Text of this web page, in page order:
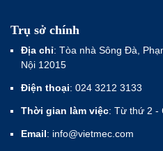
Trụ sở chính
Địa chỉ: Tòa nhà Sông Đà,
Nội 12015
Điện thoại: 024 3212 3133
Thời gian làm việc: Từ thứ 2 -
Email: info@vietmec.com